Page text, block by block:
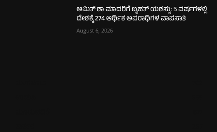
ಅಮಿತ್ ಶಾ ಮಾದರಿಗೆ ಬೃಹತ್ ಯಶಸ್ಸು: 5 ವರ್ಷಗಳಲ್ಲಿ
ದೇಶಕ್ಕೆ 274 ಆರ್ಥಿಕ ಅಪರಾಧಿಗಳ ವಾಪಸಾತಿ
August 6, 2026